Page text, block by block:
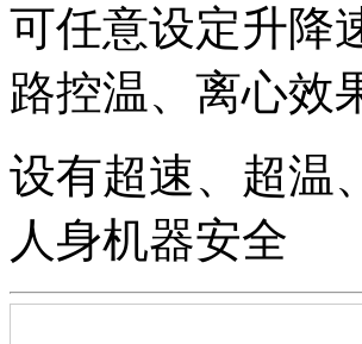
可任意设定升降
路控温、离心效
设有超速、超温
人身机器安全